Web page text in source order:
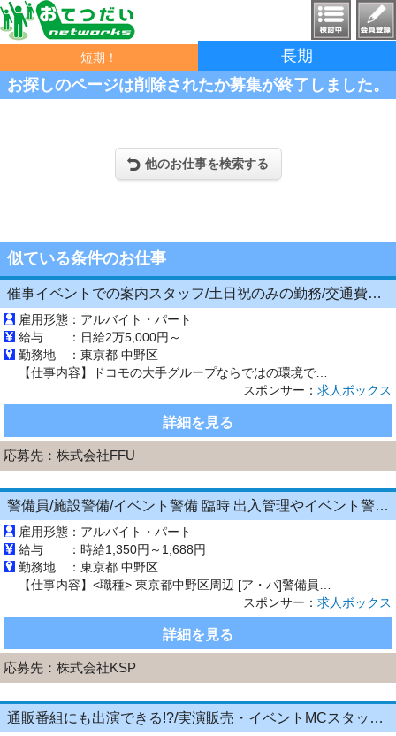
短期！
長期
お探しのページは削除されたか募集が終了しました。
他のお仕事を検索する
似ている条件のお仕事
催事イベントでの案内スタッフ/土日祝のみの勤務/交通費支給/シフト制/経験者募集/ブランクOK
雇用形態： アルバイト・パート
給与 ： 日給2万5,000円～
勤務地 ： 東京都 中野区
スポンサー： 求人ボックス
詳細を見る
応募先： 株式会社FFU
警備員/施設警備/イベント警備 臨時 出入管理やイベント警備 1209
雇用形態： アルバイト・パート
給与 ： 時給1,350円～1,688円
勤務地 ： 東京都 中野区
スポンサー： 求人ボックス
詳細を見る
応募先： 株式会社KSP
通販番組にも出演できる!?/実演販売・イベントMCスタッフ/芸人・役者・配信経験歓迎